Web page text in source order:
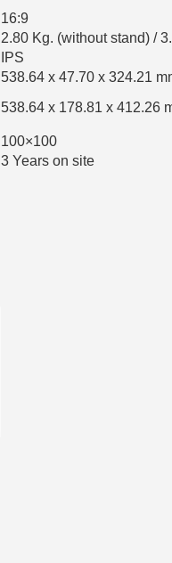
16:9
2.80 Kg. (without stand) /
IPS
538.64 x 47.70 x 324.21
538.64 x 178.81 x 412.26
100×100
3 Years on site